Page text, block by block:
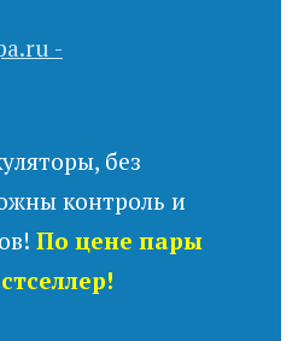
без
контроль и
По цене пары